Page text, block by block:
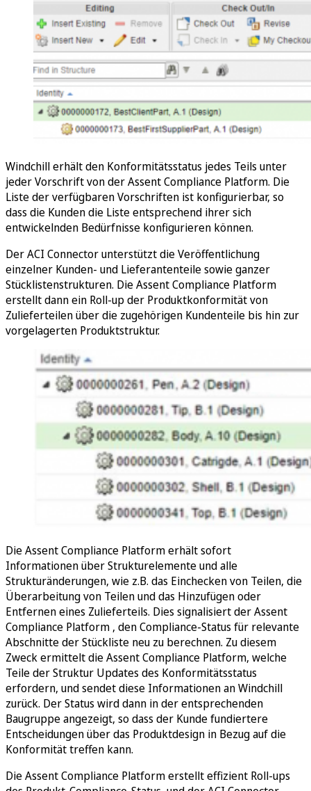
Windchill erhält den Konformitätsstatus jedes Teils unter
jeder Vorschrift von der Assent Compliance Platform. Die
Liste der verfügbaren Vorschriften ist konfigurierbar, so
dass die Kunden die Liste entsprechend ihrer sich
entwickelnden Bedürfnisse konfigurieren können.
Der ACI Connector unterstützt die Veröffentlichung
einzelner Kunden- und Lieferantenteile sowie ganzer
Stücklistenstrukturen. Die Assent Compliance Platform
erstellt dann ein Roll-up der Produktkonformität von
Zulieferteilen über die zugehörigen Kundenteile bis hin zur
vorgelagerten Produktstruktur.
Die Assent Compliance Platform erhält sofort
Informationen über Strukturelemente und alle
Strukturänderungen, wie z.B. das Einchecken von Teilen, die
Überarbeitung von Teilen und das Hinzufügen oder
Entfernen eines Zulieferteils. Dies signalisiert der Assent
Compliance Platform , den Compliance-Status für relevante
Abschnitte der Stückliste neu zu berechnen. Zu diesem
Zweck ermittelt die Assent Compliance Platform, welche
Teile der Struktur Updates des Konformitätsstatus
erfordern, und sendet diese Informationen an Windchill
zurück. Der Status wird dann in der entsprechenden
Baugruppe angezeigt, so dass der Kunde fundiertere
Entscheidungen über das Produktdesign in Bezug auf die
Konformität treffen kann.
Die Assent Compliance Platform erstellt effizient Roll-ups